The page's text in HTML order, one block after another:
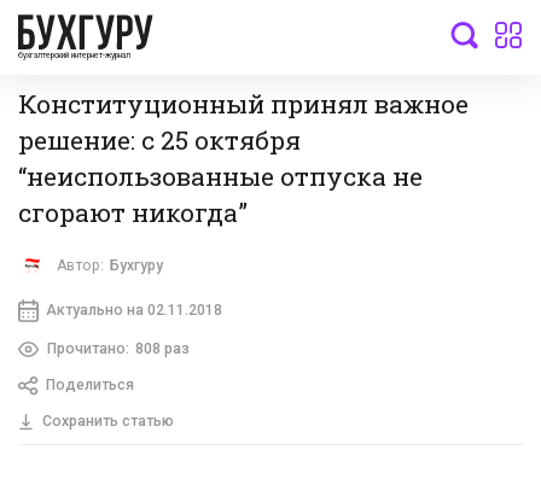
бухгалтерский интернет-журнал
Конституционный принял важное
решение: с 25 октября
“неиспользованные отпуска не
сгорают никогда”
Автор: Бухгуру
Актуально на 02.11.2018
Прочитано: 808 раз
Поделиться
Сохранить статью